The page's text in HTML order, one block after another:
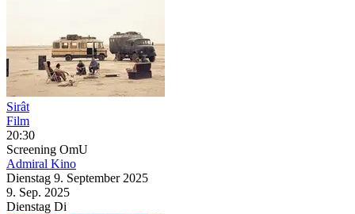
Sirât
Film
20:30
Screening OmU
Admiral Kino
Dienstag 9. September 2025
9. Sep. 2025
Dienstag Di